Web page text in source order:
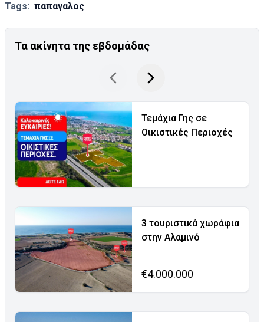
Tags: παπαγαλος
Τα ακίνητα της εβδομάδας
Τεμάχια Γης σε
Οικιστικές Περιοχές
3 τουριστικά χωράφια
στην Αλαμινό
€4.000.000